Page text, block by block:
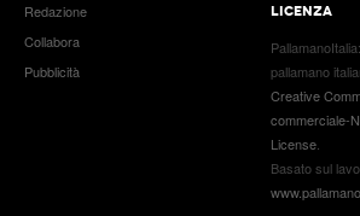
Redazione
Collabora
Pubblicità
LICENZA
PallamanoItalia
pallamano
Creative
commerciale-
License.
Basato sul